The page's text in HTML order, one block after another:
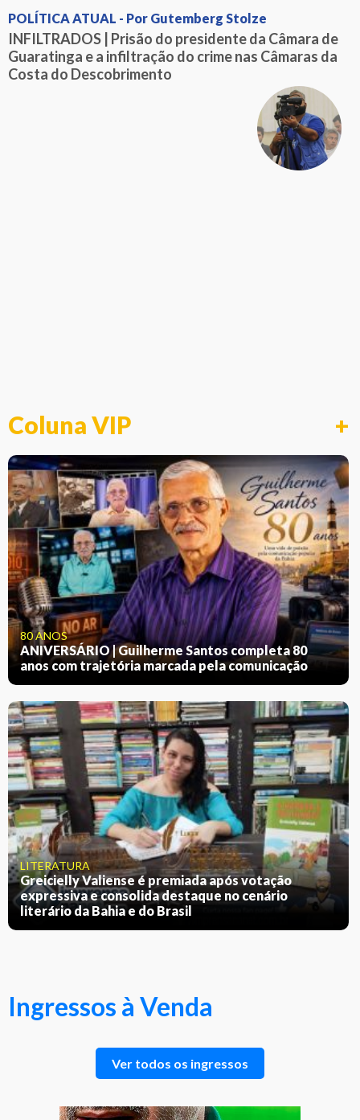
POLÍTICA ATUAL - Por Gutemberg Stolze
INFILTRADOS | Prisão do presidente da Câmara de
Guaratinga e a infiltração do crime nas Câmaras da
Costa do Descobrimento
Coluna VIP +
80 ANOS
ANIVERSÁRIO | Guilherme Santos completa 80
anos com trajetória marcada pela comunicação
LITERATURA
Greicielly Valiense é premiada após votação
expressiva e consolida destaque no cenário
literário da Bahia e do Brasil
Ingressos à Venda
Ver todos os ingressos